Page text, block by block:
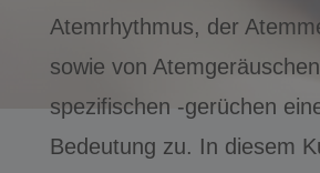
Atemrhythmus, der
sowie von
spezifischen -gerüchen
Bedeutung zu. In diesem